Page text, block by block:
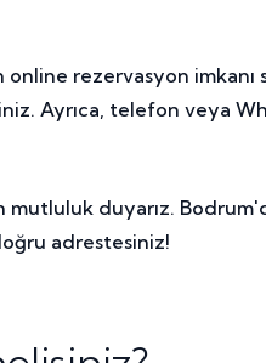
rezervasyon
Ayrıca, telefon veya
mutluluk duyarız.
adrestesiniz!